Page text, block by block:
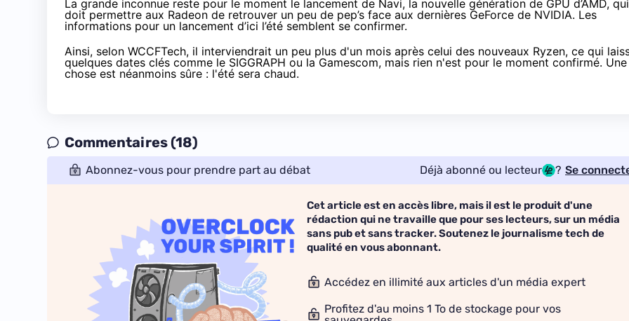
La grande inconnue reste pour le moment le lancement de Navi, la nouvelle génération de GPU d’AMD, qui
doit permettre aux Radeon de retrouver un peu de pep’s face aux dernières GeForce de NVIDIA. Les
informations pour un lancement d’ici l’été semblent se confirmer.
Ainsi, selon WCCFTech, il interviendrait un peu plus d'un mois après celui des nouveaux Ryzen, ce qui
quelques dates clés comme le SIGGRAPH ou la Gamescom, mais rien n'est pour le moment confirmé. Une
chose est néanmoins sûre : l'été sera chaud.
Commentaires (18)
Abonnez-vous pour prendre part au débat Déjà abonné ou lecteur ? Se
Cet article est en accès libre, mais il est le produit d'une
rédaction qui ne travaille que pour ses lecteurs, sur un média
sans pub et sans tracker. Soutenez le journalisme tech de
qualité en vous abonnant.
Accédez en illimité aux articles d'un média expert
Profitez d'au moins 1 To de stockage pour vos